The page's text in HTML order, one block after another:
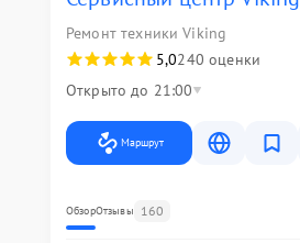
Ремонт техники Viking
5,0240 оценки
Открыто до 21:00
Маршрут
ОбзорОтзывы 160